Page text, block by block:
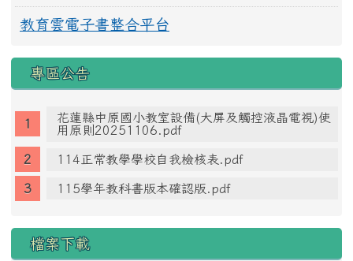
教育雲電子書整合平台
專區公告
花蓮縣中原國小教室設備(大屏及觸控液晶電視)使
用原則20251106.pdf
114正常教學學校自我檢核表.pdf
115學年教科書版本確認版.pdf
檔案下載